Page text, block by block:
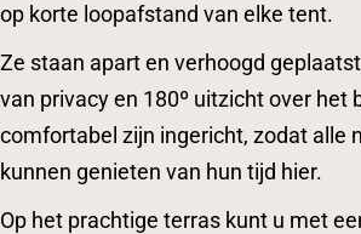
op korte loopafstand van elke tent.
Ze staan apart en verhoogd
van privacy en 180º uitzicht over het
comfortabel zijn ingericht, zodat alle
kunnen genieten van hun tijd hier.
Op het prachtige terras kunt u met